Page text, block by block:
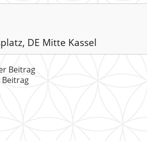
DE Mitte Kassel
Beitrag